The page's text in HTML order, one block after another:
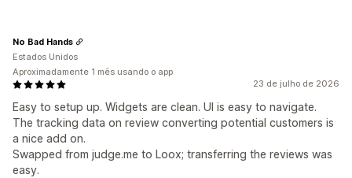
23 de julho de 2026
Easy to setup up. Widgets are clean. UI is easy to navigate.
The tracking data on review converting potential customers is
a nice add on.
Swapped from judge.me to Loox; transferring the reviews was
easy.
No Bad Hands
Estados Unidos
Aproximadamente 1 mês usando o app